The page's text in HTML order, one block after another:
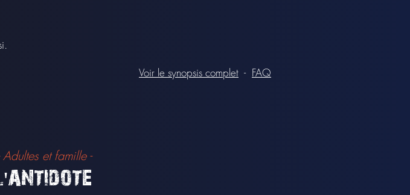
Voir le synopsis complet - FAQ
et famille -
l'antidote